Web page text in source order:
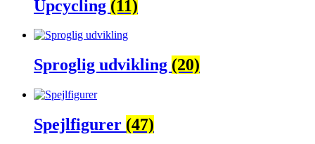
Upcycling (11)
Sproglig udvikling (20)
Spejlfigurer (47)